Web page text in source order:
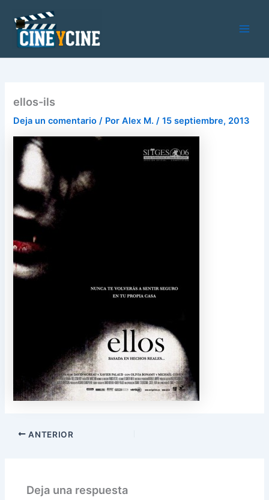
contenido
ellos-ils
Deja un comentario / PorAlex M./15 septiembre, 2013
ANTERIOR
Deja una respuesta